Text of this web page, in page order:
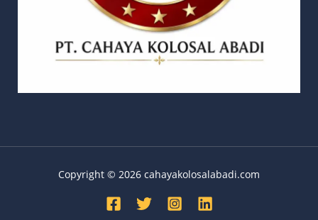
Copyright © 2026 cahayakolosalabadi.com